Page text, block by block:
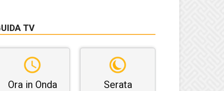
TV
Ora in Onda Serata